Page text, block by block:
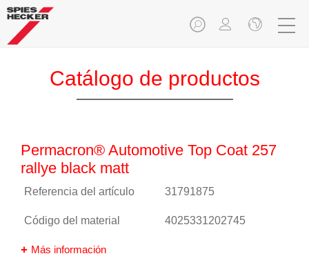
Catálogo de productos
Permacron® Automotive Top Coat 257
rallye black matt
Referencia del artículo 31791875
Código del material 4025331202745
Más información